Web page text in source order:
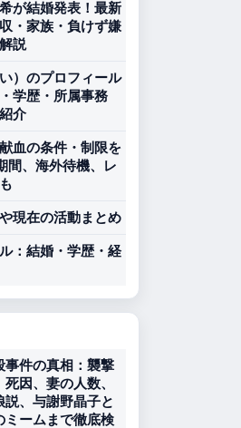
が結婚発表！最新
・家族・負けず嫌
説
）のプロフィール
学歴・所属事務
介
血の条件・制限を
間、海外待機、レ
現在の活動まとめ
：結婚・学歴・経
事件の真相：襲撃
因、妻の人数、
説、与謝野晶子と
ミームまで徹底検